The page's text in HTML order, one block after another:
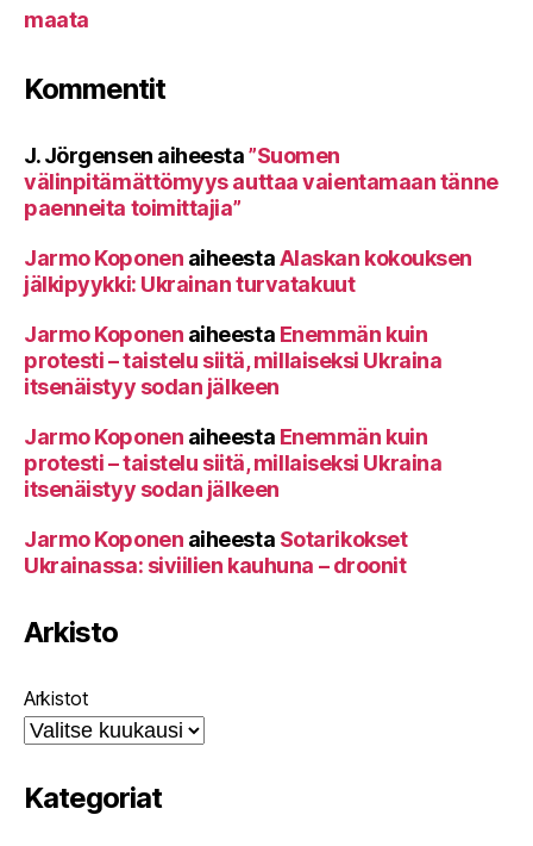
maata
Kommentit
J. Jörgensen aiheesta”Suomen
välinpitämättömyys auttaa vaientamaan tänne
paenneita toimittajia”
Jarmo Koponen aiheestaAlaskan kokouksen
jälkipyykki: Ukrainan turvatakuut
Jarmo Koponen aiheesta Enemmän kuin
protesti – taistelu siitä, millaiseksi Ukraina
itsenäistyy sodan jälkeen
Jarmo Koponen aiheesta Enemmän kuin
protesti – taistelu siitä, millaiseksi Ukraina
itsenäistyy sodan jälkeen
Jarmo Koponen aiheesta Sotarikokset
Ukrainassa: siviilien kauhuna – droonit
Arkisto
Arkistot
Kategoriat